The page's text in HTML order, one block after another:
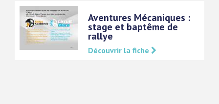
Aventures Mécaniques :
stage et baptême de
rallye
Découvrir la fiche